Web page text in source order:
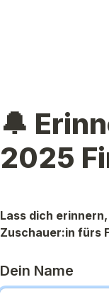
🔔
2025
Lass dich
Zuschauer:in fürs
Dein Name